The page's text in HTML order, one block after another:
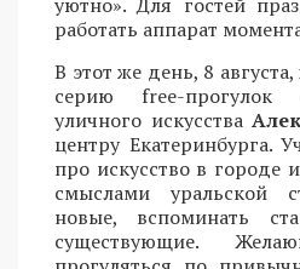
уютно». Для гостей
работать аппарат
В этот же день, 8
серию free-прогулок
уличного искусства
центру Екатеринбурга.
про искусство в городе
смыслами уральской
новые, вспоминать
существующие.